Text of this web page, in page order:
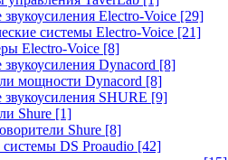
Electro-Voice [29]
системы Electro-Voice [21]
Electro-Voice [8]
Dynacord [8]
мощности Dynacord [8]
SHURE [9]
Shure [1]
Shure [8]
системы DS Proaudio [42]